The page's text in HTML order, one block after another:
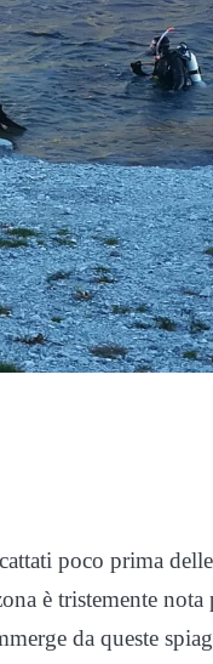
poco prima
è tristemente
da queste